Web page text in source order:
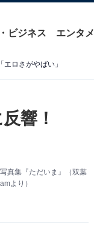
ビジネス エンタメ
ロさがやばい」
響！
真集『ただいま』（双葉
より）